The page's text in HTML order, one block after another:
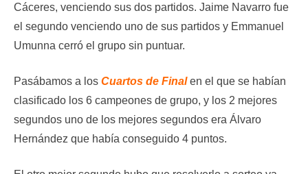
Cáceres, venciendo sus dos partidos. Jaime Navarro fue
el segundo venciendo uno de sus partidos y Emmanuel
Umunna cerró el grupo sin puntuar.
Pasábamos a los Cuartos de Finalen el que se habían
clasificado los 6 campeones de grupo, y los 2 mejores
segundos uno de los mejores segundos era Álvaro
Hernández que había conseguido 4 puntos.